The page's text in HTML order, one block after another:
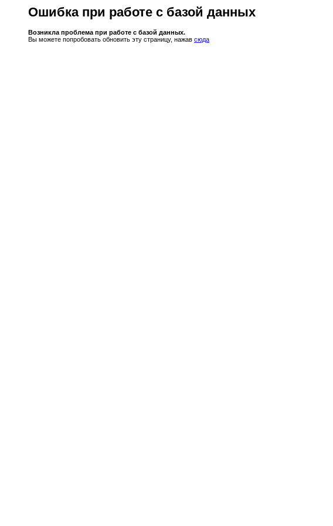
Ошибка при работе с базой данных
Возникла проблема при работе с базой данных.
Вы можете попробовать обновить эту страницу, нажав сюда